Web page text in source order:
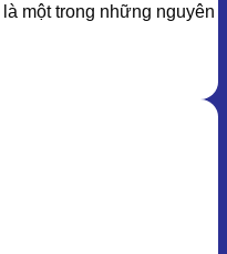
một trong những nguyên